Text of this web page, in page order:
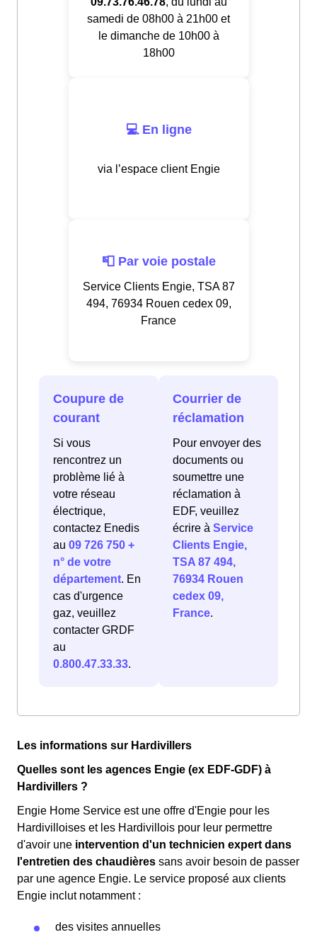
samedi de 08h00 à 21h00 et
le dimanche de 10h00 à
18h00
💻 En ligne
via l’espace client Engie
📮 Par voie postale
Service Clients Engie, TSA 87
494, 76934 Rouen cedex 09,
France
Coupure de
courant
Si vous
rencontrez un
problème lié à
votre réseau
électrique,
contactez Enedis
au 09 726 750 +
n° de votre
département. En
cas d'urgence
gaz, veuillez
contacter GRDF
au
0.800.47.33.33.
Courrier de
réclamation
Pour envoyer des
documents ou
soumettre une
réclamation à
EDF, veuillez
écrire à Service
Clients Engie,
TSA 87 494,
76934 Rouen
cedex 09,
France.
Les informations sur Hardivillers
Quelles sont les agences Engie (ex EDF-GDF) à
Hardivillers ?
Engie Home Service est une offre d'Engie pour les
Hardivilloises et les Hardivillois pour leur permettre
d'avoir une intervention d'un technicien expert dans
l'entretien des chaudières sans avoir besoin de passer
par une agence Engie. Le service proposé aux clients
Engie inclut notamment :
des visites annuelles